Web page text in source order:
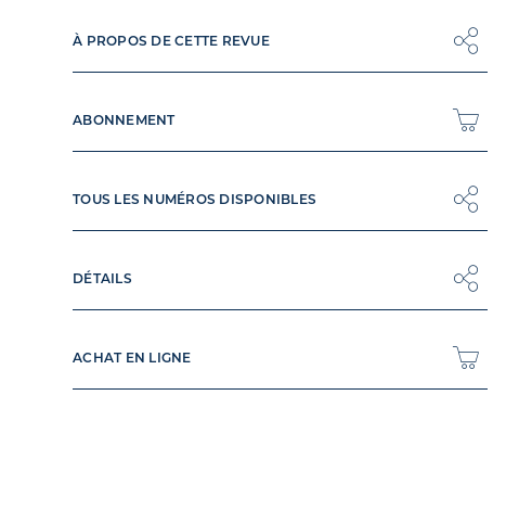
À PROPOS DE CETTE REVUE
ABONNEMENT
TOUS LES NUMÉROS DISPONIBLES
DÉTAILS
ACHAT EN LIGNE